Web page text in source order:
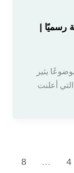
رسميًا |
يثير
أعلنت
4
…
8